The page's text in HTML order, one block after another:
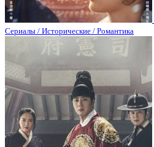
Сериалы / Исторические / Романтика